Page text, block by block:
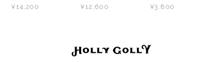
¥14,200 ¥12,600 ¥3,800